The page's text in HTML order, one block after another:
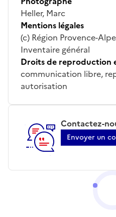
Heller, Marc
Mentions légales
(c) Région Provence-
Inventaire général
Droits de reproduction
communication libre,
autorisation
Contactez-
Envoyer un